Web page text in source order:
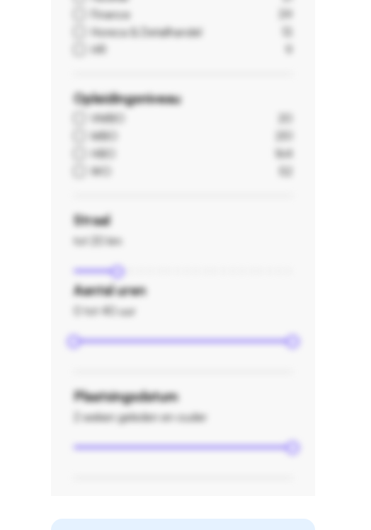
Finance
39
Horeca & Detailhandel
HR
Opleidingsniveau
VMBO
MBO
HBO
164
WO
Straal
tot 20 km
Aantal uren
0 tot 40 uur
Plaatsingsdatum
2 weken geleden en ouder